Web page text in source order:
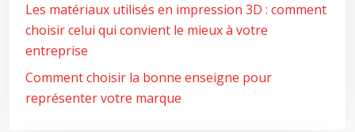
Les matériaux utilisés en impression 3D : comment
choisir celui qui convient le mieux à votre
entreprise
Comment choisir la bonne enseigne pour
représenter votre marque